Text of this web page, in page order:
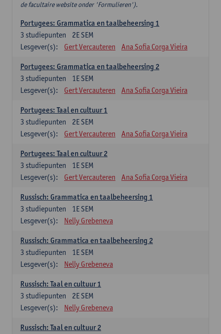
de facultaire website onder 'Formulieren').
Portugees: Grammatica en taalbeheersing 1
2E SEM
3 studiepunten
Lesgever(s):
Gert Vercauteren Ana Sofia Corga Vieira
Portugees: Grammatica en taalbeheersing 2
1E SEM
3 studiepunten
Lesgever(s):
Gert Vercauteren Ana Sofia Corga Vieira
Portugees: Taal en cultuur 1
2E SEM
3 studiepunten
Lesgever(s):
Gert Vercauteren Ana Sofia Corga Vieira
Portugees: Taal en cultuur 2
1E SEM
3 studiepunten
Lesgever(s):
Gert Vercauteren Ana Sofia Corga Vieira
Russisch: Grammatica en taalbeheersing 1
1E SEM
3 studiepunten
Lesgever(s):
Nelly Grebeneva
Russisch: Grammatica en taalbeheersing 2
1E SEM
3 studiepunten
Lesgever(s):
Nelly Grebeneva
Russisch: Taal en cultuur 1
2E SEM
3 studiepunten
Lesgever(s):
Nelly Grebeneva
Russisch: Taal en cultuur 2